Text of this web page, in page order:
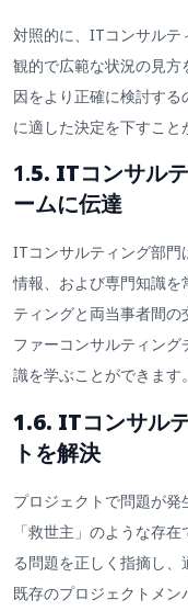
対照的に、ITコンサルテ
観的で広範な状況の見
因をより正確に検討す
に適した決定を下すこと
1.5. ITコンサル
ームに伝達
ITコンサルティング部門
情報、および専門知識
ティングと両当事者間
ファーコンサルティン
識を学ぶことができます。
1.6. ITコンサル
トを解決
プロジェクトで問題が
「救世主」のような存
る問題を正しく指摘し、
既存のプロジェクトメ